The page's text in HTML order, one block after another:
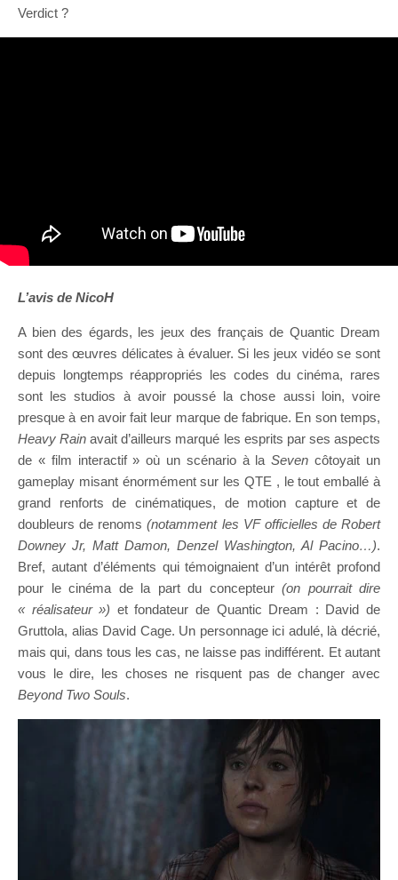
Verdict ?
L’avis de NicoH
A bien des égards, les jeux des français de Quantic Dream
sont des œuvres délicates à évaluer. Si les jeux vidéo se sont
depuis longtemps réappropriés les codes du cinéma, rares
sont les studios à avoir poussé la chose aussi loin, voire
presque à en avoir fait leur marque de fabrique. En son temps,
Heavy Rain avait d’ailleurs marqué les esprits par ses aspects
de « film interactif » où un scénario à laSeven côtoyait un
gameplay misant énormément sur les QTE , le tout emballé à
grand renforts de cinématiques, de motion capture et de
doubleurs de renoms(notamment les VF officielles de Robert
Downey Jr, Matt Damon, Denzel Washington, Al Pacino…).
Bref, autant d’éléments qui témoignaient d’un intérêt profond
pour le cinéma de la part du concepteur(on pourrait dire
« réalisateur ») et fondateur de Quantic Dream : David de
Gruttola, alias David Cage. Un personnage ici adulé, là décrié,
mais qui, dans tous les cas, ne laisse pas indifférent. Et autant
vous le dire, les choses ne risquent pas de changer avec
Beyond Two Souls.